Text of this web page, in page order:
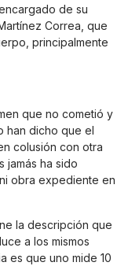
de su
Correa, que
principalmente
que no cometió y
han dicho que el
colusión con otra
jamás ha sido
obra expediente en
la descripción que
a los mismos
es que uno mide 10